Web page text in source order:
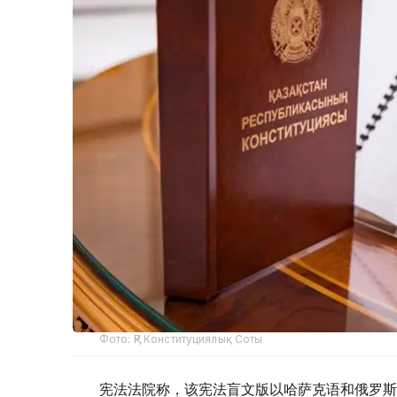
Фото: ҚР Конституциялық Соты
宪法法院称，该宪法盲文版以哈萨克语和俄罗